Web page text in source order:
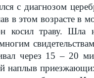
с диагнозом
в этом возрасте в
косил траву. Шла
через 15 – 20
наплыв